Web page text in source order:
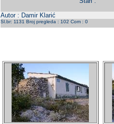
Autor : Damir Klarić
Sl.br: 1131 Broj pregleda : 102 Com : 0